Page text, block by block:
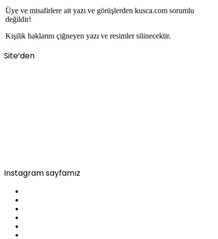
Üye ve misafirlere ait yazı ve görüşlerden kusca.com sorumlu
değildir!
Kişilik haklarını çiğneyen yazı ve resimler silinecektir.
Site’den
Instagram sayfamız